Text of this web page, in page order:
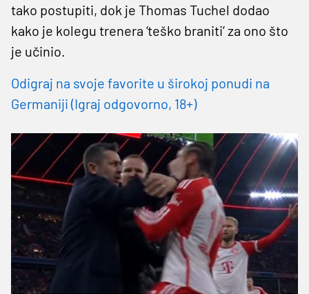
tako postupiti, dok je Thomas Tuchel dodao
kako je kolegu trenera ‘teško braniti’ za ono što
je učinio.
Odigraj na svoje favorite u širokoj ponudi na
Germaniji (Igraj odgovorno, 18+)